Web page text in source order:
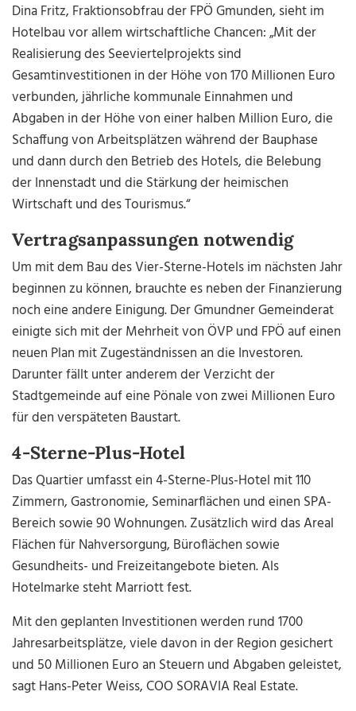
Dina Fritz, Fraktionsobfrau der FPÖ Gmunden, sieht im
Hotelbau vor allem wirtschaftliche Chancen: „Mit der
Realisierung des Seeviertelprojekts sind
Gesamtinvestitionen in der Höhe von 170 Millionen Euro
verbunden, jährliche kommunale Einnahmen und
Abgaben in der Höhe von einer halben Million Euro, die
Schaffung von Arbeitsplätzen während der Bauphase
und dann durch den Betrieb des Hotels, die Belebung
der Innenstadt und die Stärkung der heimischen
Wirtschaft und des Tourismus.“
Vertragsanpassungen notwendig
Um mit dem Bau des Vier-Sterne-Hotels im nächsten Jahr
beginnen zu können, brauchte es neben der Finanzierung
noch eine andere Einigung. Der Gmundner Gemeinderat
einigte sich mit der Mehrheit von ÖVP und FPÖ auf einen
neuen Plan mit Zugeständnissen an die Investoren.
Darunter fällt unter anderem der Verzicht der
Stadtgemeinde auf eine Pönale von zwei Millionen Euro
für den verspäteten Baustart.
4-Sterne-Plus-Hotel
Das Quartier umfasst ein 4-Sterne-Plus-Hotel mit 110
Zimmern, Gastronomie, Seminarflächen und einen SPA-
Bereich sowie 90 Wohnungen. Zusätzlich wird das Areal
Flächen für Nahversorgung, Büroflächen sowie
Gesundheits- und Freizeitangebote bieten. Als
Hotelmarke steht Marriott fest.
Mit den geplanten Investitionen werden rund 1700
Jahresarbeitsplätze, viele davon in der Region gesichert
und 50 Millionen Euro an Steuern und Abgaben geleistet,
sagt Hans-Peter Weiss, COO SORAVIA Real Estate.